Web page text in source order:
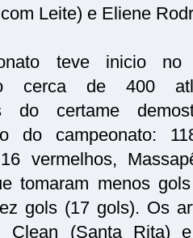
Leite) e Eliene
teve inicio
cerca de 400
do certame
do campeonato:
vermelhos,
tomaram menos
gols (17 gols). Os
Clean (Santa Rita)